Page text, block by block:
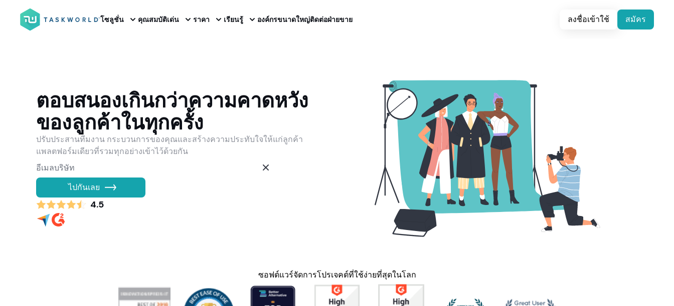
โซลูชั่น คุณสมบัติเด่น ราคา เรียนรู้ องค์กรขนาดใหญ่ติดต่อฝ่ายขาย ลงชื่อเข้าใช้ สมัคร
ตอบสนองเกินกว่าความคาดหวัง
ของลูกค้าในทุกครั้ง
ปรับประสานทีมงาน กระบวนการของคุณและสร้างความประทับใจให้แก่ลูกค้า
แพลตฟอร์มเดียวที่รวมทุกอย่างเข้าไว้ด้วยกัน
ไปกันเลย
4.5
ซอฟต์แวร์จัดการโปรเจคต์ที่ใช้ง่ายที่สุดในโลก